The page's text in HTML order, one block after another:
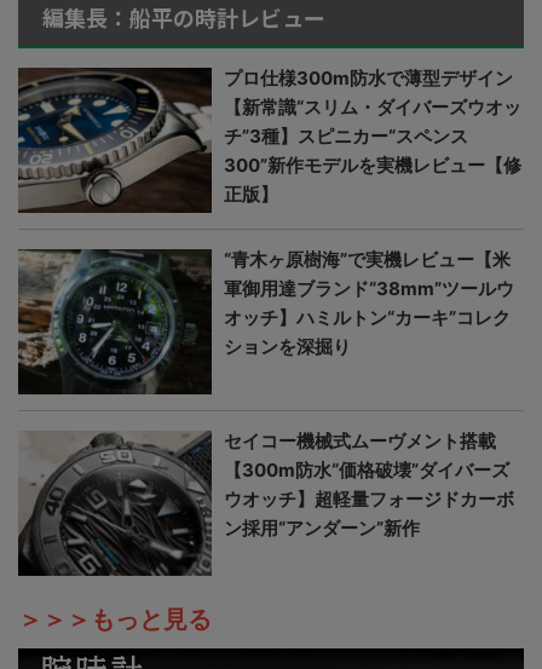
編集長：船平の時計レビュー
プロ仕様300m防水で薄型デザイン
【新常識“スリム・ダイバーズウオッ
チ”3種】スピニカー“スペンス
300”新作モデルを実機レビュー【修
正版】
“青木ヶ原樹海”で実機レビュー【米
軍御用達ブランド“38mm”ツールウ
オッチ】ハミルトン“カーキ”コレク
ションを深掘り
セイコー機械式ムーヴメント搭載
【300m防水“価格破壊”ダイバーズ
ウオッチ】超軽量フォージドカーボ
ン採用“アンダーン”新作
＞＞＞もっと見る